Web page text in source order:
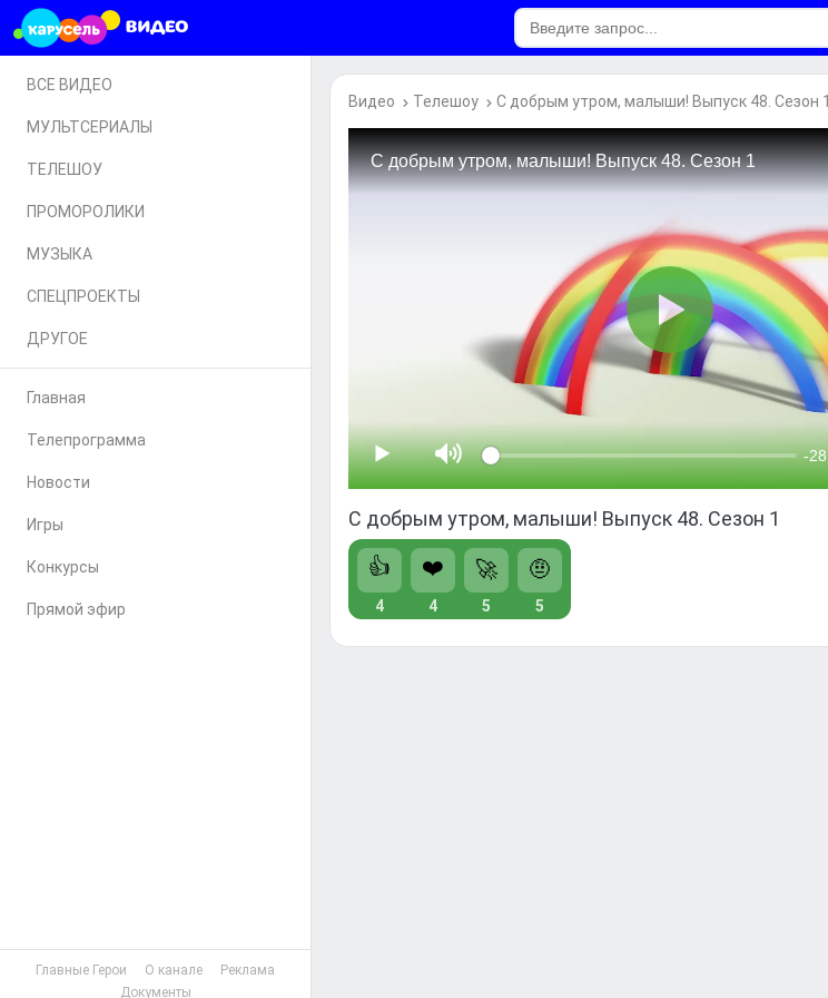
ВСЕ ВИДЕО
МУЛЬТСЕРИАЛЫ
ТЕЛЕШОУ
ПРОМОРОЛИКИ
МУЗЫКА
СПЕЦПРОЕКТЫ
ДРУГОЕ
Главная
Телепрограмма
Новости
Игры
Конкурсы
Прямой эфир
Главные Герои О канале
Реклама
Документы
Видео Телешоу С добрым утром, малыши! Выпуск 48. Сезон 1
С добрым утром, малыши! Выпуск 48. Сезон 1
👍
4
❤️
4
🚀
5
🤨
5